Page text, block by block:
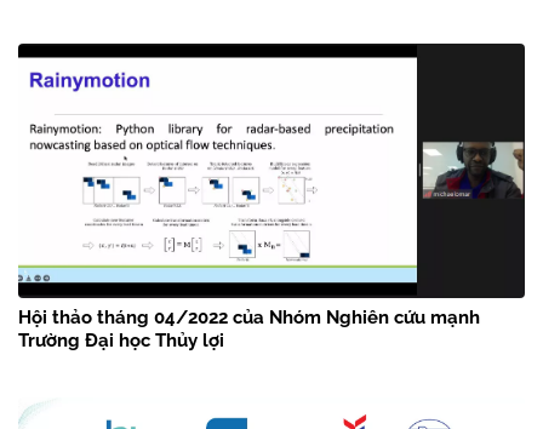
Hội thảo tháng 04/2022 của Nhóm Nghiên cứu mạnh
Trường Đại học Thủy lợi